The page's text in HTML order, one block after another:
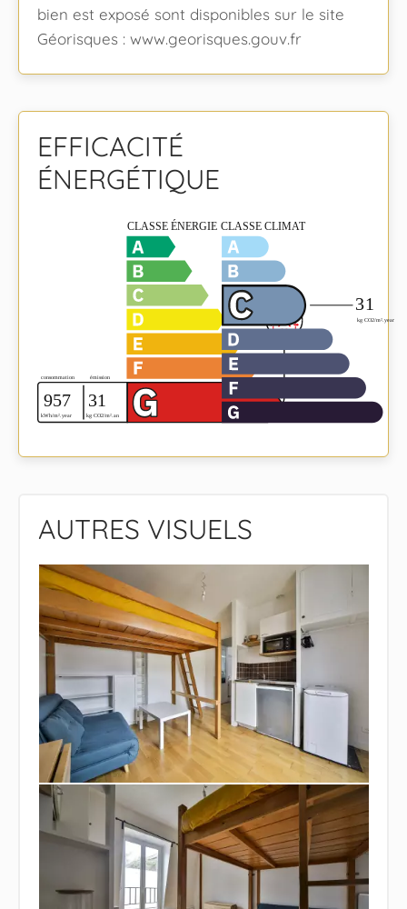
bien est exposé sont disponibles sur le site
Géorisques : www.georisques.gouv.fr
EFFICACITÉ
ÉNERGÉTIQUE
AUTRES VISUELS